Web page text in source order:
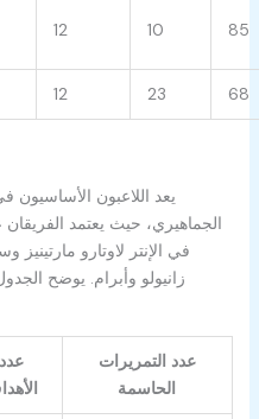
12 10 85
12 23 68
يعد اللاعبون الأساسيون
الجماهيري، حيث يعتمد
في الإنتر لاوتارو
زانيولو وأبرام. يوضح
عدد
عدد التمريرات
الحاسمة